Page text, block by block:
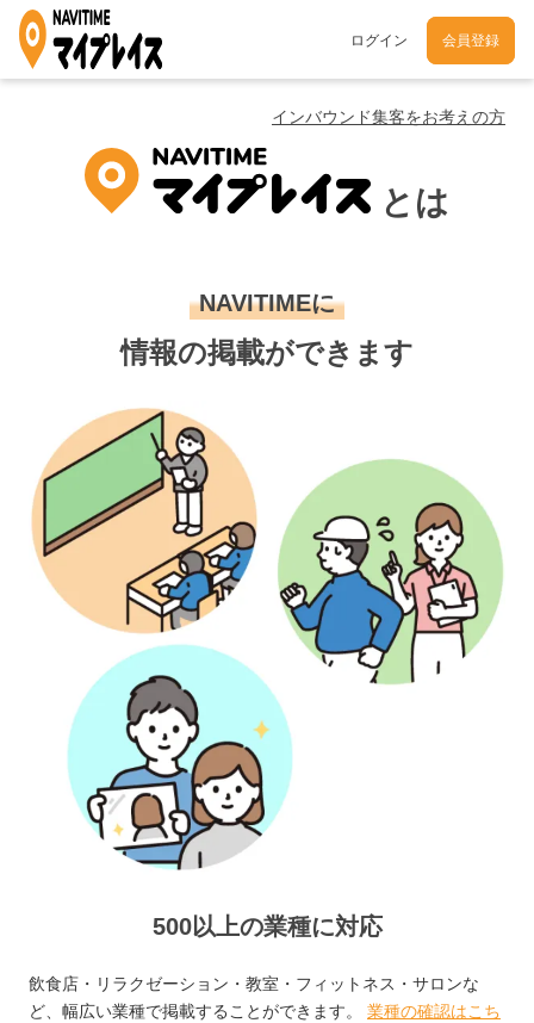
ログイン 会員登録
インバウンド集客をお考えの方
とは
NAVITIMEに
情報の掲載ができます
500以上の業種に対応
飲食店・リラクゼーション・教室・フィットネス・サロンな
ど、幅広い業種で掲載することができます。 業種の確認はこち